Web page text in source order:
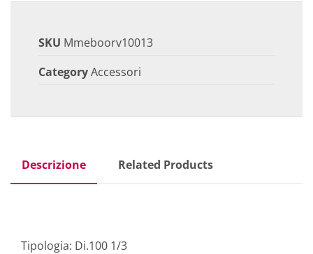
SKU Mmeboorv10013
CategoryAccessori
Descrizione Related Products
Tipologia: Di.100 1/3